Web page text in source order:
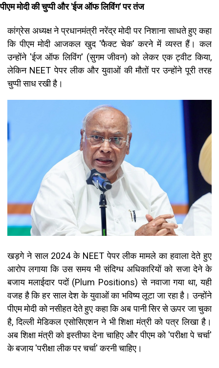
पीएम मोदी की चुप्पी और 'ईज ऑफ लिविंग' पर तंज
कांग्रेस अध्यक्ष ने प्रधानमंत्री नरेंद्र मोदी पर निशाना साधते हुए कहा
कि पीएम मोदी आजकल खुद 'फैक्ट चेक' करने में व्यस्त हैं। कल
उन्होंने 'ईज ऑफ लिविंग' (सुगम जीवन) को लेकर एक ट्वीट किया,
लेकिन NEET पेपर लीक और युवाओं की मौतों पर उन्होंने पूरी तरह
चुप्पी साध रखी है।
खड़गे ने साल 2024 के NEET पेपर लीक मामले का हवाला देते हुए
आरोप लगाया कि उस समय भी संदिग्ध अधिकारियों को सजा देने के
बजाय मलाईदार पदों (Plum Positions) से नवाजा गया था, यही
वजह है कि हर साल देश के युवाओं का भविष्य लूटा जा रहा है। उन्होंने
पीएम मोदी को नसीहत देते हुए कहा कि अब पानी सिर से ऊपर जा चुका
है, दिल्ली मेडिकल एसोसिएशन ने भी शिक्षा मंत्री को पत्र लिखा है।
अब शिक्षा मंत्री को इस्तीफा देना चाहिए और पीएम को 'परीक्षा पे चर्चा'
के बजाय 'परीक्षा लीक पर चर्चा' करनी चाहिए।